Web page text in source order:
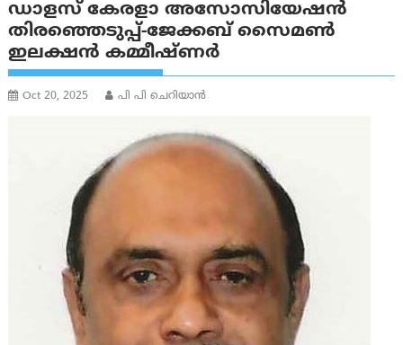
ഡാളസ് കേരളാ അസോസിയേഷൻ
തിരഞ്ഞെടുപ്പ്-ജേക്കബ് സൈമൺ
ഇലക്ഷൻ കമ്മീഷ്ണർ
Oct 20, 2025 പി പി ചെറിയാൻ